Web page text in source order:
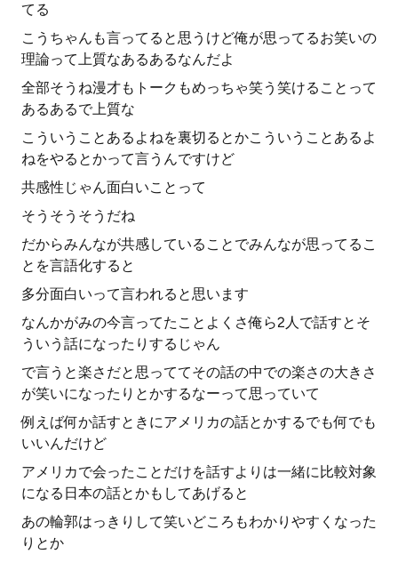
てる
こうちゃんも言ってると思うけど俺が思ってるお笑いの
理論って上質なあるあるなんだよ
全部そうね漫才もトークもめっちゃ笑う笑けることって
あるあるで上質な
こういうことあるよねを裏切るとかこういうことあるよ
ねをやるとかって言うんですけど
共感性じゃん面白いことって
そうそうそうだね
だからみんなが共感していることでみんなが思ってるこ
とを言語化すると
多分面白いって言われると思います
なんかがみの今言ってたことよくさ俺ら2人で話すとそ
ういう話になったりするじゃん
で言うと楽さだと思っててその話の中での楽さの大きさ
が笑いになったりとかするなーって思っていて
例えば何か話すときにアメリカの話とかするでも何でも
いいんだけど
アメリカで会ったことだけを話すよりは一緒に比較対象
になる日本の話とかもしてあげると
あの輪郭はっきりして笑いどころもわかりやすくなった
りとか